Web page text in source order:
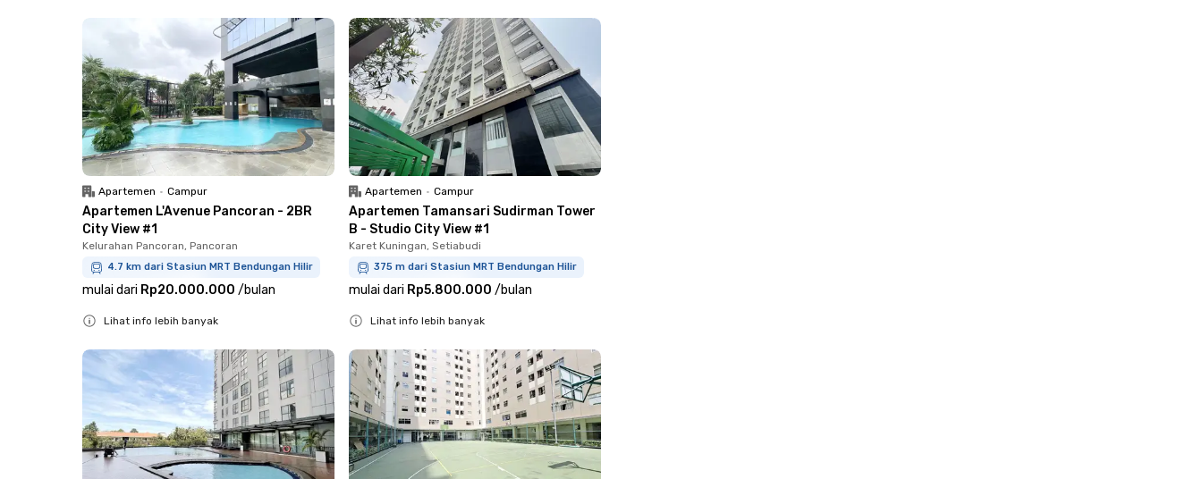
Apartemen • Campur
Apartemen L'Avenue Pancoran - 2BR
City View #1
Kelurahan Pancoran, Pancoran
4.7 km dari Stasiun MRT Bendungan Hilir
mulai dari Rp20.000.000 /bulan
Lihat info lebih banyak
Apartemen • Campur
Apartemen Tamansari Sudirman Tower
B - Studio City View #1
Karet Kuningan, Setiabudi
375 m dari Stasiun MRT Bendungan Hilir
mulai dari Rp5.800.000 /bulan
Lihat info lebih banyak